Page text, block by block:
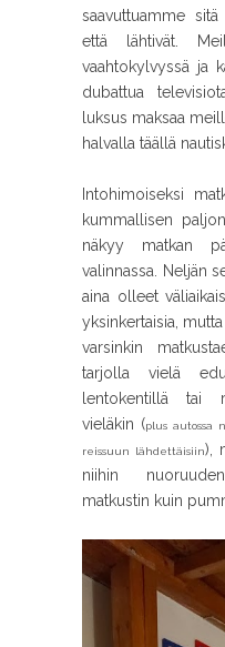
saavuttuamme
että lähtivät.
vaahtokylvyssä ja
dubattua
luksus maksaa
halvalla täällä
Intohimoiseksi
kummallisen
näkyy matkan
valinnassa. Neljän
aina olleet
yksinkertaisia,
varsinkin
tarjolla vielä
lentokentillä tai
vieläkin (plus autossa
reissuun lähdettäisiin),
niihin
matkustin kuin